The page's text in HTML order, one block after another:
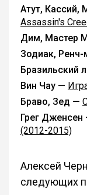
Атут, Кассий,
Assassin's
Дим, Мастер
Зодиак,
Бразильский
Вин Чау —
Браво, Зед —
Грег Дженсен
(2012-2015)
Алексей
следующих